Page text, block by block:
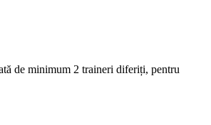
de minimum 2 traineri diferiți, pentru